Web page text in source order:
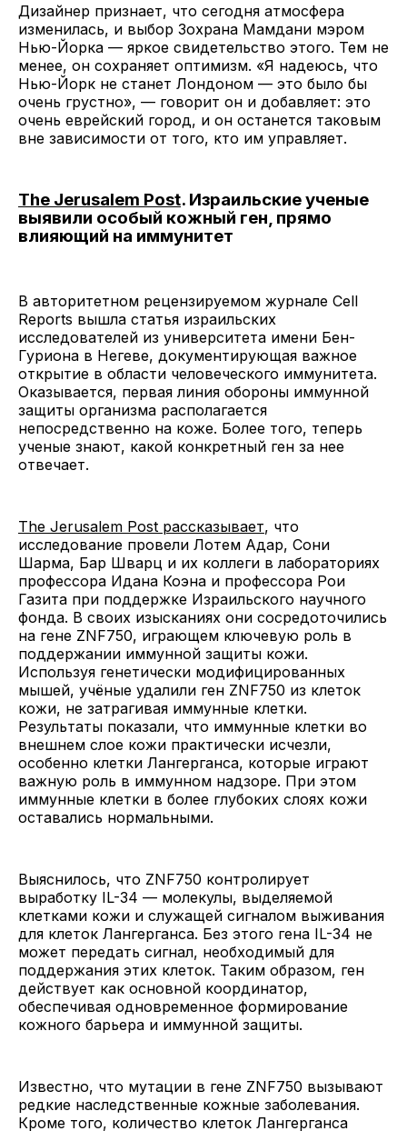
Дизайнер признает, что сегодня атмосфера
изменилась, и выбор Зохрана Мамдани мэром
Нью-Йорка — яркое свидетельство этого. Тем не
менее, он сохраняет оптимизм. «Я надеюсь, что
Нью-Йорк не станет Лондоном — это было бы
очень грустно», — говорит он и добавляет: это
очень еврейский город, и он останется таковым
вне зависимости от того, кто им управляет.
The Jerusalem Post. Израильские ученые
выявили особый кожный ген, прямо
влияющий на иммунитет
В авторитетном рецензируемом журнале Cell
Reports вышла статья израильских
исследователей из университета имени Бен-
Гуриона в Негеве, документирующая важное
открытие в области человеческого иммунитета.
Оказывается, первая линия обороны иммунной
защиты организма располагается
непосредственно на коже. Более того, теперь
ученые знают, какой конкретный ген за нее
отвечает.
The Jerusalem Post рассказывает, что
исследование провели Лотем Адар, Сони
Шарма, Бар Шварц и их коллеги в лабораториях
профессора Идана Коэна и профессора Рои
Газита при поддержке Израильского научного
фонда. В своих изысканиях они сосредоточились
на гене ZNF750, играющем ключевую роль в
поддержании иммунной защиты кожи.
Используя генетически модифицированных
мышей, учёные удалили ген ZNF750 из клеток
кожи, не затрагивая иммунные клетки.
Результаты показали, что иммунные клетки во
внешнем слое кожи практически исчезли,
особенно клетки Лангерганса, которые играют
важную роль в иммунном надзоре. При этом
иммунные клетки в более глубоких слоях кожи
оставались нормальными.
Выяснилось, что ZNF750 контролирует
выработку IL-34 — молекулы, выделяемой
клетками кожи и служащей сигналом выживания
для клеток Лангерганса. Без этого гена IL-34 не
может передать сигнал, необходимый для
поддержания этих клеток. Таким образом, ген
действует как основной координатор,
обеспечивая одновременное формирование
кожного барьера и иммунной защиты.
Известно, что мутации в гене ZNF750 вызывают
редкие наследственные кожные заболевания.
Кроме того, количество клеток Лангерганса